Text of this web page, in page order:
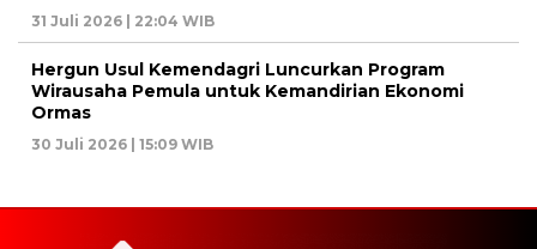
31 Juli 2026 | 22:04 WIB
Hergun Usul Kemendagri Luncurkan Program
Wirausaha Pemula untuk Kemandirian Ekonomi
Ormas
30 Juli 2026 | 15:09 WIB